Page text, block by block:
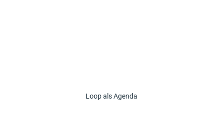
Loop als Agenda